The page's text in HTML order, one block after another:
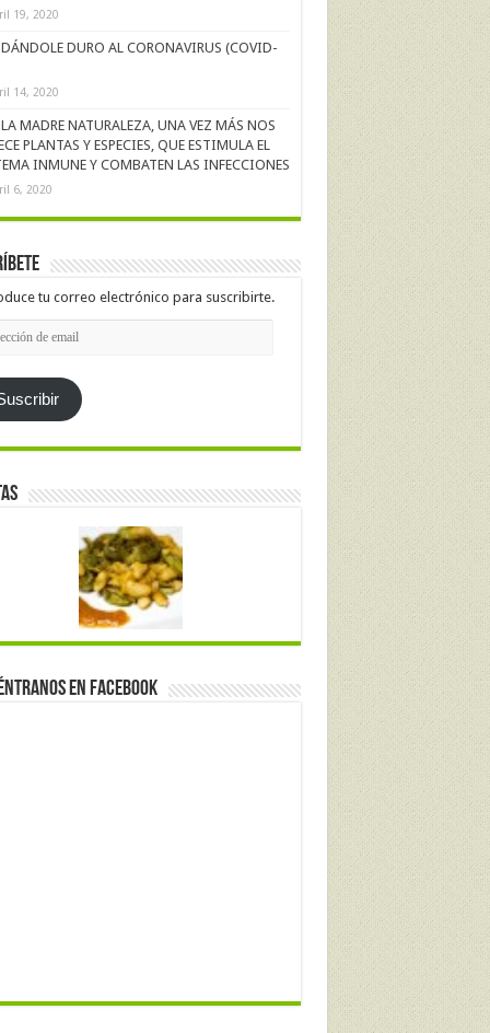
19, 2020
DÁNDOLE DURO AL CORONAVIRUS (COVID-
14, 2020
LA MADRE NATURALEZA, UNA VEZ MÁS NOS
PLANTAS Y ESPECIES, QUE ESTIMULA EL
INMUNE Y COMBATEN LAS INFECCIONES
6, 2020
tu correo electrónico para suscribirte.
en Facebook